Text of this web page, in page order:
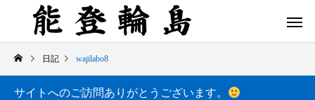
日記 wajilabo8
サイトへのご訪問ありがとうございます。